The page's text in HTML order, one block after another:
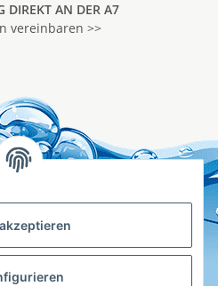
DIREKT AN DER A7
vereinbaren >>